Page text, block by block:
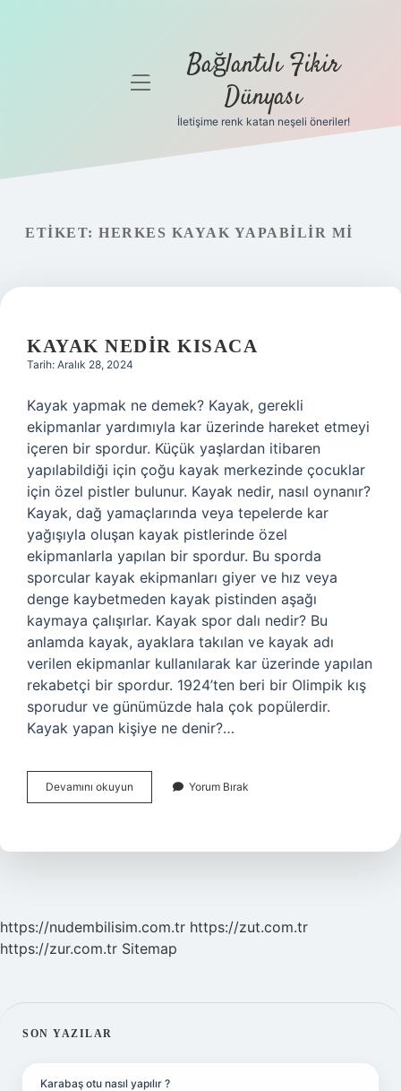
Gizlilik
Yasal Uyarı
Hakkımızda
menüyü
Bağlantılı Fikir
Dünyası
İletişime renk katan neşeli öneriler!
ETIKET: HERKES KAYAK YAPABILIR MI
KAYAK NEDIR KISACA
Tarih: Aralık 28, 2024
Kayak yapmak ne demek? Kayak, gerekli
ekipmanlar yardımıyla kar üzerinde hareket etmeyi
içeren bir spordur. Küçük yaşlardan itibaren
yapılabildiği için çoğu kayak merkezinde çocuklar
için özel pistler bulunur. Kayak nedir, nasıl oynanır?
Kayak, dağ yamaçlarında veya tepelerde kar
yağışıyla oluşan kayak pistlerinde özel
ekipmanlarla yapılan bir spordur. Bu sporda
sporcular kayak ekipmanları giyer ve hız veya
denge kaybetmeden kayak pistinden aşağı
kaymaya çalışırlar. Kayak spor dalı nedir? Bu
anlamda kayak, ayaklara takılan ve kayak adı
verilen ekipmanlar kullanılarak kar üzerinde yapılan
rekabetçi bir spordur. 1924’ten beri bir Olimpik kış
sporudur ve günümüzde hala çok popülerdir.
Kayak yapan kişiye ne denir?…
Devamını okuyun
Nedir
Yorum Bırak
https://nudembilisim.com.tr https://zut.com.tr
https://zur.com.tr Sitemap
SIDEBAR
SON YAZILAR
Karabaş otu nasıl yapılır ?